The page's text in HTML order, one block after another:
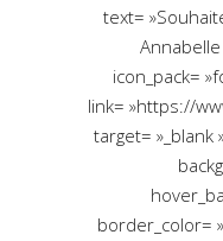
text=
Annabelle
icon_pack=
link= »https://
target= »_blank
border_color=